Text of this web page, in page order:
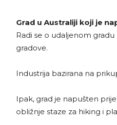
Grad u Australiji koji je
Radi se o udaljenom
gradove.
Industrija bazirana na
Ipak, grad je napušten
obližnje staze za hiking i